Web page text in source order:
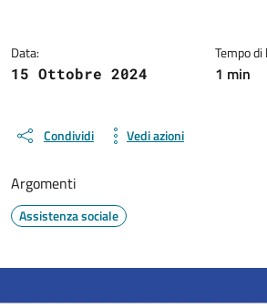
Data:
15 Ottobre 2024
Tempo
1 min
Condividi Vedi azioni
Argomenti
Assistenza sociale